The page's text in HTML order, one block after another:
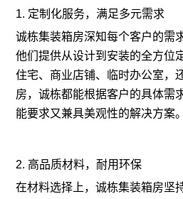
1. 定制化服务，满足多元需求
诚栋集装箱房深知每个客户的需
他们提供从设计到安装的全方位
住宅、商业店铺、临时办公室，
房，诚栋都能根据客户的具体需
能要求又兼具美观性的解决方案。
2. 高品质材料，耐用环保
在材料选择上，诚栋集装箱房坚